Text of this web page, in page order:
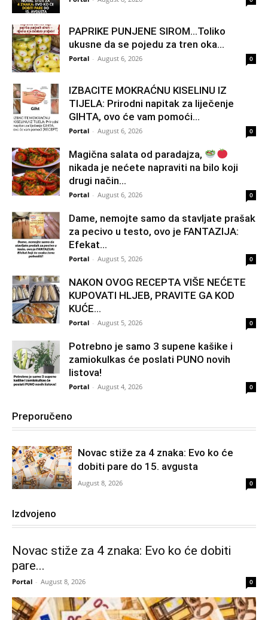
PAPRIKE PUNJENE SIROM…Toliko
ukusne da se pojedu za tren oka…
Portal - August 6, 2026 0
IZBACITE MOKRAĆNU KISELINU IZ
TIJELA: Prirodni napitak za liječenje
GIHTA, ovo će vam pomoći...
Portal - August 6, 2026 0
Magična salata od paradajza,
nikada je nećete napraviti na bilo koji
drugi način…
Portal - August 6, 2026 0
Dame, nemojte samo da stavljate prašak
za pecivo u testo, ovo je FANTAZIJA:
Efekat...
Portal - August 5, 2026 0
NAKON OVOG RECEPTA VIŠE NEĆETE
KUPOVATI HLJEB, PRAVITE GA KOD
KUĆE…
Portal - August 5, 2026 0
Potrebno je samo 3 supene kašike i
zamiokulkas će poslati PUNO novih
listova!
Portal - August 4, 2026 0
Preporučeno
Novac stiže za 4 znaka: Evo ko će
dobiti pare do 15. avgusta
August 8, 2026 0
Izdvojeno
Novac stiže za 4 znaka: Evo ko će dobiti
pare...
Portal - August 8, 2026 0